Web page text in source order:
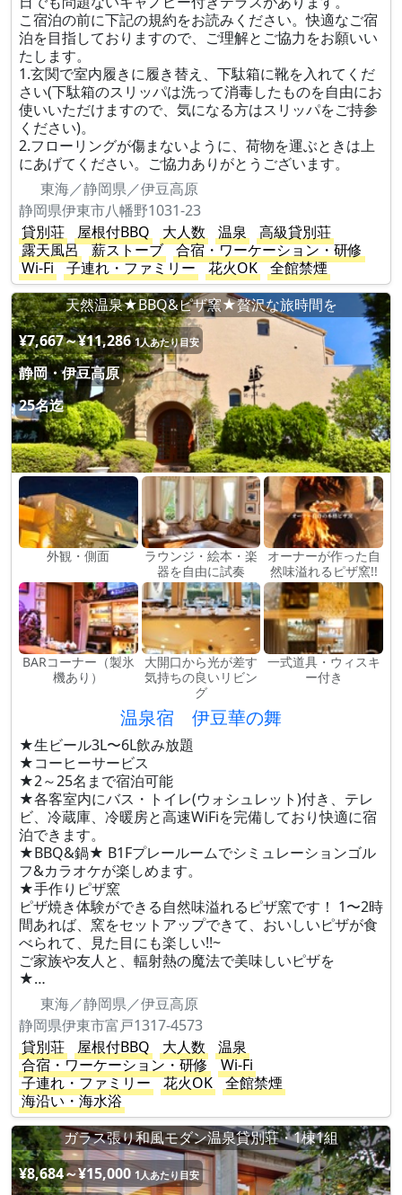
こ宿泊の前に下記の規約をお読みください。快適なご宿
泊を目指しておりますので、ご理解とご協力をお願いい
たします。
1.玄関で室内履きに履き替え、下駄箱に靴を入れてくだ
さい(下駄箱のスリッパは洗って消毒したものを自由にお
使いいただけますので、気になる方はスリッパをご持参
ください)。
2.フローリングが傷まないように、荷物を運ぶときは上
にあげてください。ご協力ありがとうございます。
東海／静岡県／伊豆高原
静岡県伊東市八幡野1031-23
貸別荘
屋根付BBQ 大人数 温泉
高級貸別荘
露天風呂
薪ストーブ
合宿・ワーケーション・研修
Wi-Fi
子連れ・ファミリー 花火OK
全館禁煙
天然温泉★BBQ&ピザ窯★贅沢な旅時間を
¥7,667～¥11,286 1人あたり目安
静岡・伊豆高原
25名迄
外観・側面
ラウンジ・絵本・楽
器を自由に試奏
オーナーが作った自
然味溢れるピザ窯!!
BARコーナー（製氷
機あり）
大開口から光が差す
気持ちの良いリビン
グ
一式道具・ウィスキ
ー付き
温泉宿 伊豆華の舞
★生ビール3L〜6L飲み放題
★コーヒーサービス
★2～25名まで宿泊可能
★各客室内にバス・トイレ(ウォシュレット)付き、テレ
ビ、冷蔵庫、冷暖房と高速WiFiを完備しており快適に宿
泊できます。
★BBQ&鍋★ B1Fプレールームでシミュレーションゴル
フ&カラオケが楽しめます。
★手作りピザ窯
ピザ焼き体験ができる自然味溢れるピザ窯です！ 1〜2時
間あれば、窯をセットアップできて、おいしいピザが食
べられて、見た目にも楽しい!!~
ご家族や友人と、輻射熱の魔法で美味しいピザを
★…
東海／静岡県／伊豆高原
静岡県伊東市富戸1317-4573
貸別荘
屋根付BBQ 大人数
温泉
合宿・ワーケーション・研修
Wi-Fi
子連れ・ファミリー
花火OK
全館禁煙
海沿い・海水浴
ガラス張り和風モダン温泉貸別荘・1棟1組
¥8,684～¥15,000 1人あたり目安